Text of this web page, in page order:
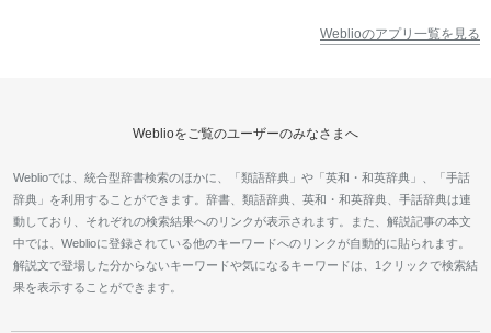
Weblioのアプリ一覧を見る
Weblioをご覧のユーザーのみなさまへ
Weblioでは、統合型辞書検索のほかに、「類語辞典」や「英和・和英辞典」、「手話
辞典」を利用することができます。辞書、類語辞典、英和・和英辞典、手話辞典は連
動しており、それぞれの検索結果へのリンクが表示されます。また、解説記事の本文
中では、Weblioに登録されている他のキーワードへのリンクが自動的に貼られます。
解説文で登場した分からないキーワードや気になるキーワードは、1クリックで検索結
果を表示することができます。